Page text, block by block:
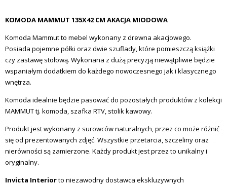
KOMODA MAMMUT 135X42 CM AKACJA MIODOWA
Komoda Mammut to mebel wykonany z drewna akacjowego.
Posiada pojemne półki oraz dwie szuflady, które pomieszczą książki
czy zastawę stołową. Wykonana z dużą precyzją niewątpliwie będzie
wspaniałym dodatkiem do każdego nowoczesnego jak i klasycznego
wnętrza.
Komoda idealnie będzie pasować do pozostałych produktów z kolekcji
MAMMUT tj. komoda, szafka RTV, stolik kawowy.
Produkt jest wykonany z surowców naturalnych, przez co może różnić
się od prezentowanych zdjęć. Wszystkie przetarcia, szczeliny oraz
nierówności są zamierzone. Każdy produkt jest przez to unikalny i
oryginalny.
Invicta Interiorto niezawodny dostawca ekskluzywnych